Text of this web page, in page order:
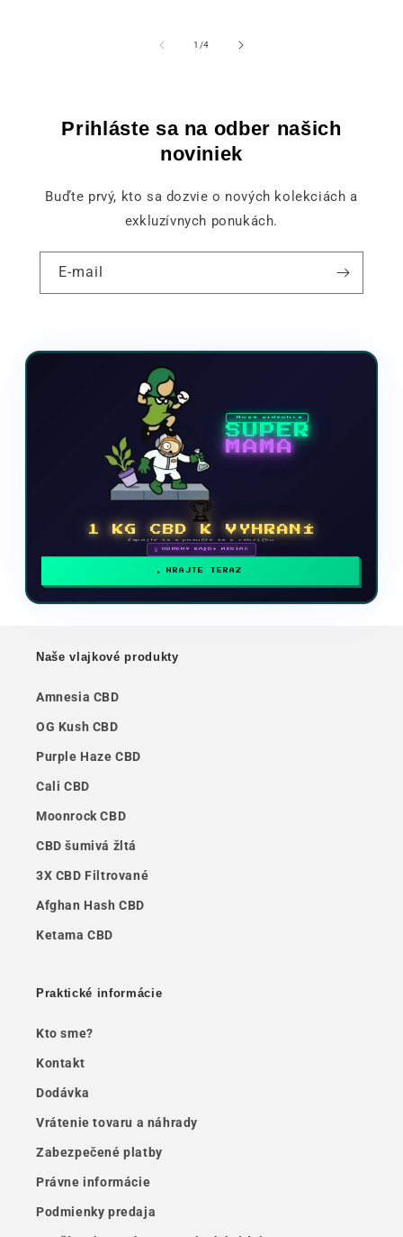
1 /z4
Prihláste sa na odber našich
noviniek
Buďte prvý, kto sa dozvie o nových kolekciách a
exkluzívnych ponukách.
E-mail
Nová videohra
SUPER
MAMA
🏆
1 KG CBD K VYHRANÍ
Zapojte sa a posuňte sa v rebríčku
🗓 ODMENY KAŽDÝ MESIAC
HRAJTE TERAZ
Naše vlajkové produkty
Amnesia CBD
OG Kush CBD
Purple Haze CBD
Cali CBD
Moonrock CBD
CBD šumivá žltá
3X CBD Filtrované
Afghan Hash CBD
Ketama CBD
Praktické informácie
Kto sme?
Kontakt
Dodávka
Vrátenie tovaru a náhrady
Zabezpečené platby
Právne informácie
Podmienky predaja